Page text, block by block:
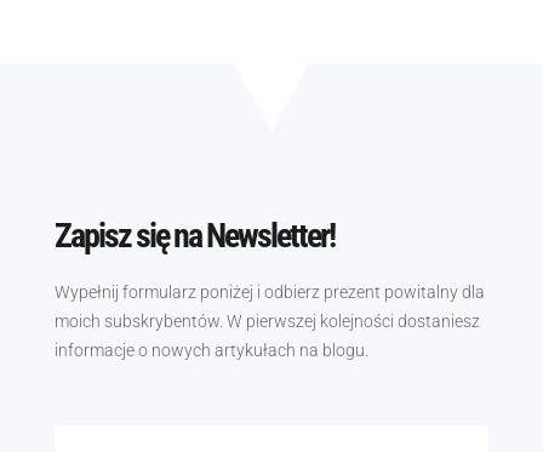
Zapisz się na Newsletter!
Wypełnij formularz poniżej i odbierz prezent powitalny dla
moich subskrybentów. W pierwszej kolejności dostaniesz
informacje o nowych artykułach na blogu.